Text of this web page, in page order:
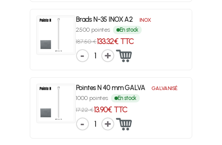
Brads N-35 INOX A2 INOX
2500 pointes En stock
187.50 €133.32€ TTC
1
Pointes N 40 mm GALVA GALVANISÉ
1000 pointes En stock
17.22 €13.90€ TTC
1